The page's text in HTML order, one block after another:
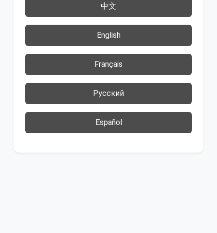
中文
English
Français
Русский
Español